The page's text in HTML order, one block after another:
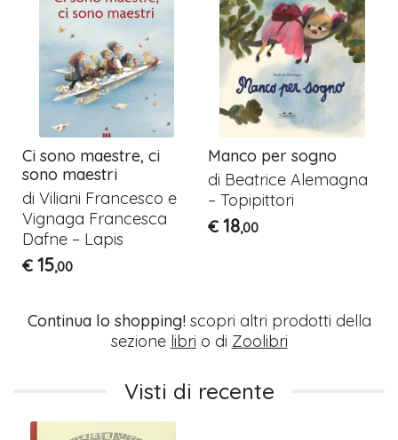
Ci sono maestre, ci
sono maestri
di Viliani Francesco e
Vignaga Francesca
Dafne – Lapis
€ 15,00
Manco per sogno
di Beatrice Alemagna
– Topipittori
€ 18,00
Continua lo shopping!scopri altri prodotti della
sezione libri o di Zoolibri
Visti di recente